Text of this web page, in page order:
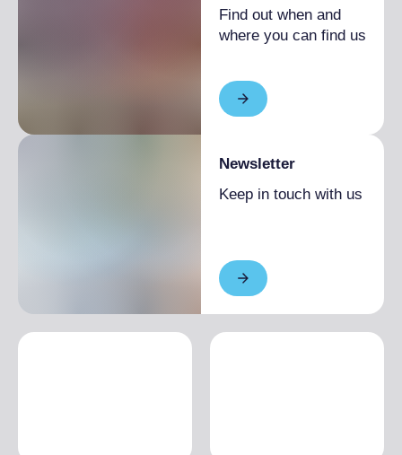
Find out when and
where you can find us
Newsletter
Keep in touch with us